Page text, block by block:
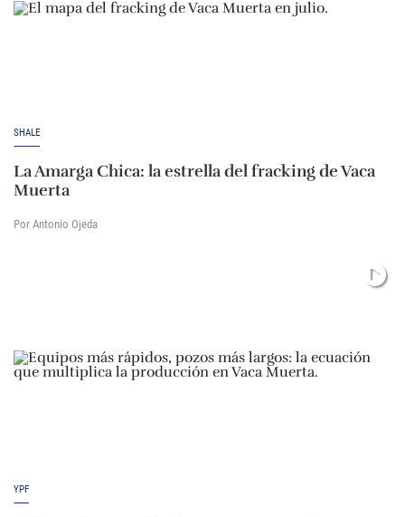
SHALE
La Amarga Chica: la estrella del fracking de Vaca
Muerta
Por Antonio Ojeda
YPF